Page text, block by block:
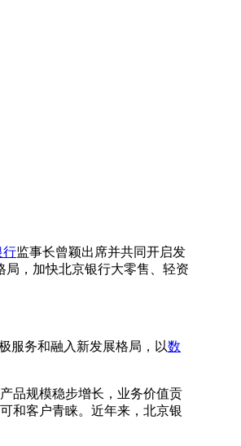
行监事长曾颖出席并共同开启发
，加快北京银行大零售、轻资
服务和融入新发展格局，以数
品规模稳步增长，业务价值贡
和客户青睐。近年来，北京银